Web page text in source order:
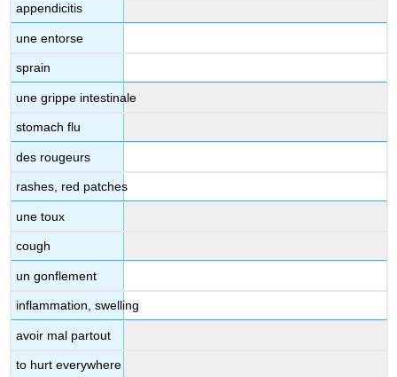
appendicitis
une entorse
sprain
une grippe intestinale
stomach flu
des rougeurs
rashes, red patches
une toux
cough
un gonflement
inflammation, swelling
avoir mal partout
to hurt everywhere